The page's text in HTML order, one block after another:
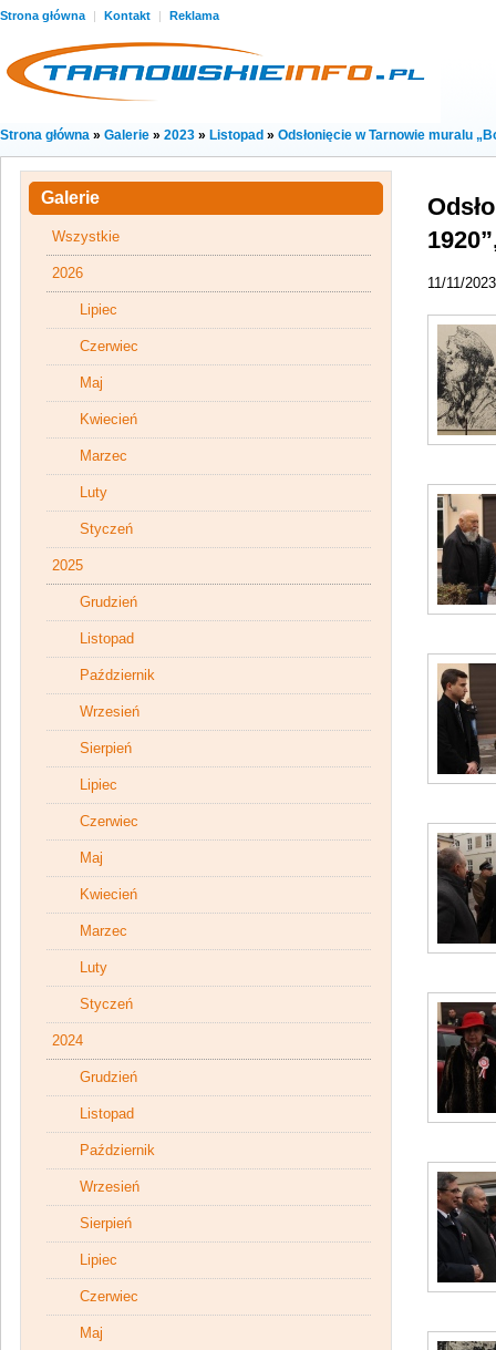
Strona główna | Kontakt | Reklama
Strona główna » Galerie » 2023 » Listopad » Odsłonięcie w Tarnowie muralu
11/11/2023
Galerie
Wszystkie
2026
Lipiec
Czerwiec
Maj
Kwiecień
Marzec
Luty
Styczeń
2025
Grudzień
Listopad
Październik
Wrzesień
Sierpień
Lipiec
Czerwiec
Maj
Kwiecień
Marzec
Luty
Styczeń
2024
Grudzień
Listopad
Październik
Wrzesień
Sierpień
Lipiec
Czerwiec
Maj